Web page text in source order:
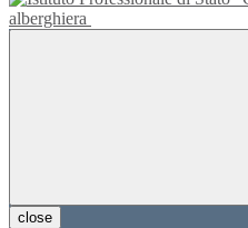
alberghiera
close